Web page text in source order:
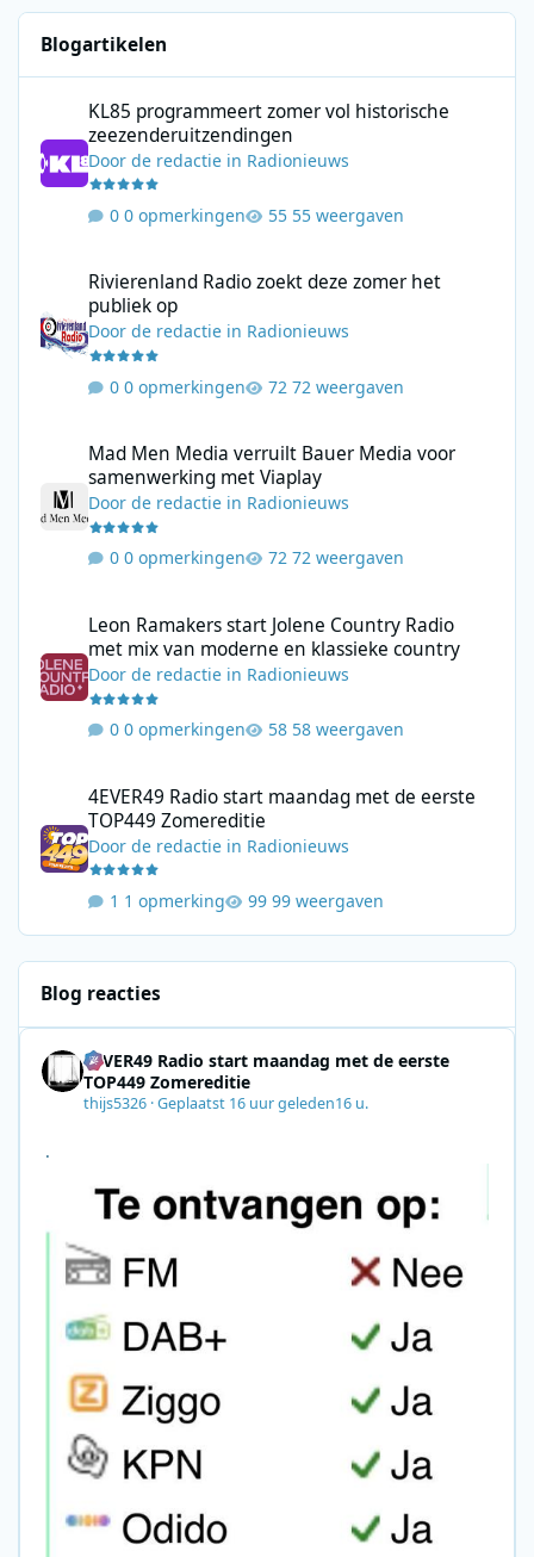
Blogartikelen
KL85 programmeert zomer vol historische
zeezenderuitzendingen
Doorde redactie in Radionieuws
0 opmerkingen 55 weergaven
Rivierenland Radio zoekt deze zomer het
publiek op
Doorde redactie in Radionieuws
0 opmerkingen 72 weergaven
Mad Men Media verruilt Bauer Media voor
samenwerking met Viaplay
Doorde redactie in Radionieuws
0 opmerkingen 72 weergaven
Leon Ramakers start Jolene Country Radio
met mix van moderne en klassieke country
Doorde redactie in Radionieuws
0 opmerkingen 58 weergaven
4EVER49 Radio start maandag met de eerste
TOP449 Zomereditie
Doorde redactie in Radionieuws
1 opmerking 99 weergaven
Blog reacties
4EVER49 Radio start maandag met de eerste
TOP449 Zomereditie
thijs5326 ·Geplaatst 16 uur geleden16 u.
.